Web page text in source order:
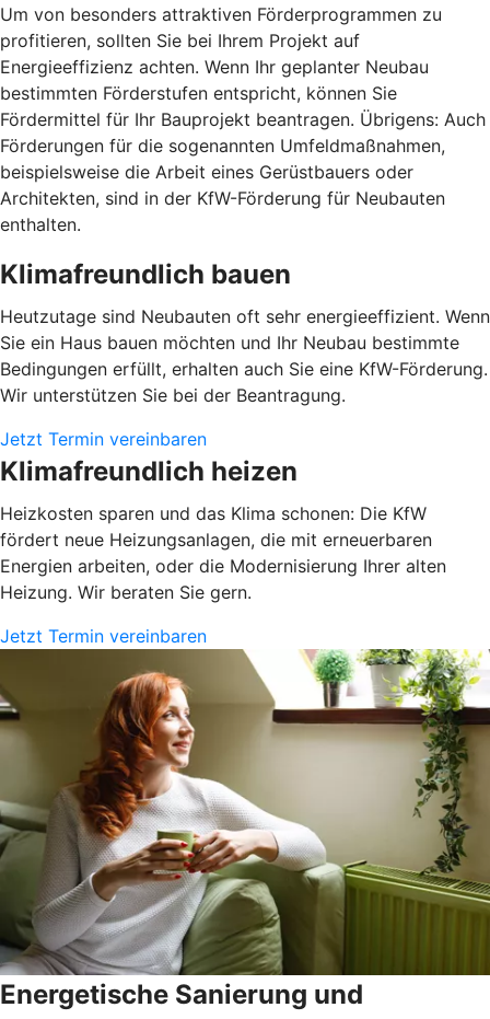
Um von besonders attraktiven Förderprogrammen zu
profitieren, sollten Sie bei Ihrem Projekt auf
Energieeffizienz achten. Wenn Ihr geplanter Neubau
bestimmten Förderstufen entspricht, können Sie
Fördermittel für Ihr Bauprojekt beantragen. Übrigens: Auch
Förderungen für die sogenannten Umfeldmaßnahmen,
beispielsweise die Arbeit eines Gerüstbauers oder
Architekten, sind in der KfW-Förderung für Neubauten
enthalten.
Klimafreundlich bauen
Heutzutage sind Neubauten oft sehr energieeffizient. Wenn
Sie ein Haus bauen möchten und Ihr Neubau bestimmte
Bedingungen erfüllt, erhalten auch Sie eine KfW-Förderung.
Wir unterstützen Sie bei der Beantragung.
Jetzt Termin vereinbaren
Klimafreundlich heizen
Heizkosten sparen und das Klima schonen: Die KfW
fördert neue Heizungsanlagen, die mit erneuerbaren
Energien arbeiten, oder die Modernisierung Ihrer alten
Heizung. Wir beraten Sie gern.
Jetzt Termin vereinbaren
Energetische Sanierung und